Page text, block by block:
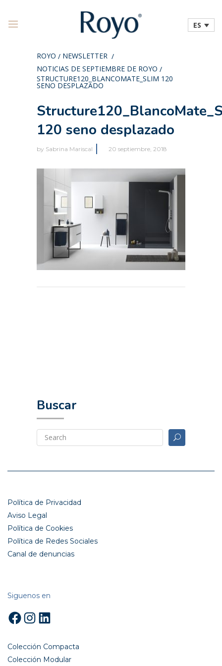
ES
ROYO / NEWSLETTER /
NOTICIAS DE SEPTIEMBRE DE ROYO /
STRUCTURE120_BLANCOMATE_SLIM 120
SENO DESPLAZADO
120 seno desplazado
by Sabrina Mariscal 20 septiembre, 2018
Buscar
Política de Privacidad
Aviso Legal
Política de Cookies
Política de Redes Sociales
Canal de denuncias
Siguenos en
Facebook
Instagram
LinkedIn
Colección Compacta
Colección Modular